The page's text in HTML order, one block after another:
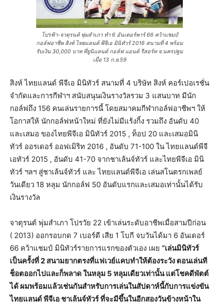
โปรฟ้า-จาตุรนต์ พุ่มสำเภา ทำ 6 อันเดอร์พาร์ 66 คว้าแชมป์
กอล์ฟอาชีพ สิงห์ ไทยแลนด์ พีจีเอ มินิทัวร์ 2016 สนามที่ 4 พร้อม
รับเงิน 30,000 บาท ที่ยูนิแลนด์ กอล์ฟ แอนด์ รีสอร์ท จ.นครปฐม
เมื่อ 13 ก.ย.59
สิงห์ ไทยแลนด์ พีจีเอ มินิทัวร์ สนามที่ 4 บริษัท สิงห์ คอร์เปอเรชั่น
จำกัดและการกีฬาฯ สนับสนุนเงินรางวัลรวม 3 แสนบาท มีนัก
กอล์ฟถึง 156 คนเล่นรายการนี้ โดยสมาคมกีฬากอล์ฟอาชีพฯ ให้
โอกาสให้ นักกอล์ฟหน้าใหม่ ที่ยังไม่มีแร้งกิ้ง รวมถึง อันดับ 40
และเสมอ ของไทยพีจีเอ มินิทัวร์ 2015 , ท็อป 20 และเสมอมินิ
ทัวร์ ออรเดอร์ ออฟเมิริท 2016 , อันดับ 71-100 ใน ไทยแลนด์พีจี
เอทัวร์ 2015 , อันดับ 41-70 จากชาเล้นจ์ทัวร์ และไทยพีจีเอ มินิ
ทัวร์ ฯลฯ สู่ชาเล้นจ์ทัวร์ และ ไทยแลนด์พีจีเอ เล่นสโนตรกเพลย์
วันเดียว 18 หลุม นักกอล์ฟ 50 อันดับแรกและเสมอเท่านั้นได้รับ
เงินรางวัล
จาตุรนต์ พุ่มสำเภา โปรวัย 22 เข้าเล่นระดับอาชีพเมื่อสามปีก่อน
( 2013) ออกรอบกด 7 เบอร์ดี เสีย 1 โบกี จบวันได้มา 6 อันเดอร์
66 คว้าแชมป์ มินิทัวร์รายการแรกของตัวเอง เผย “เล่นมินิทัวร์
เป็นครั้งที่ 2 สนามยากตรงที่แฟเวย์แคบทำให้ต้องระวัง ตอนเล่นที
ช็อตออกไปและก็พลาด ในหลุม 5 หลุมเดียวเท่านั้น แต่โชคดีพัตต์
ได้ ผมพร้อมแล้วเช่นกันสำหรับการเล่นในสัปดาห์นี้กับการแข่งขัน
ไทยแลนด์ พีจีเอ ชาเล้นจ์ทัวร์ ที่จะมีขึ้นในอีกสองวันข้างหน้าใน